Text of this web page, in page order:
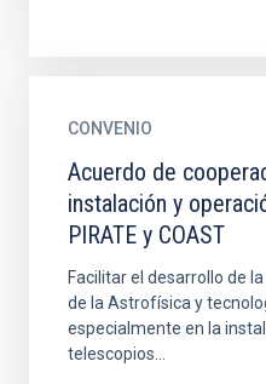
CONVENIO
Acuerdo de
instalación y
PIRATE y COAST
Facilitar el desarrollo de
de la Astrofísica y
especialmente en la
telescopios...